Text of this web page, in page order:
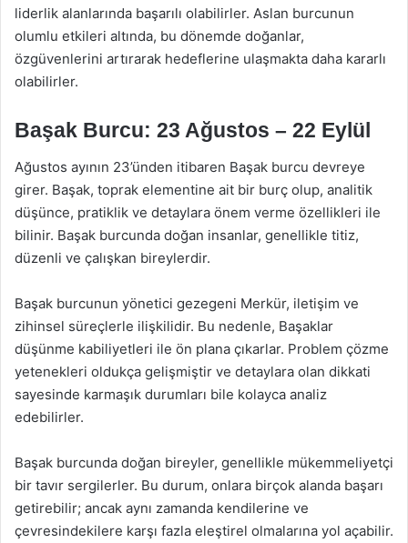
liderlik alanlarında başarılı olabilirler. Aslan burcunun
olumlu etkileri altında, bu dönemde doğanlar,
özgüvenlerini artırarak hedeflerine ulaşmakta daha kararlı
olabilirler.
Başak Burcu: 23 Ağustos – 22 Eylül
Ağustos ayının 23’ünden itibaren Başak burcu devreye
girer. Başak, toprak elementine ait bir burç olup, analitik
düşünce, pratiklik ve detaylara önem verme özellikleri ile
bilinir. Başak burcunda doğan insanlar, genellikle titiz,
düzenli ve çalışkan bireylerdir.
Başak burcunun yönetici gezegeni Merkür, iletişim ve
zihinsel süreçlerle ilişkilidir. Bu nedenle, Başaklar
düşünme kabiliyetleri ile ön plana çıkarlar. Problem çözme
yetenekleri oldukça gelişmiştir ve detaylara olan dikkati
sayesinde karmaşık durumları bile kolayca analiz
edebilirler.
Başak burcunda doğan bireyler, genellikle mükemmeliyetçi
bir tavır sergilerler. Bu durum, onlara birçok alanda başarı
getirebilir; ancak aynı zamanda kendilerine ve
çevresindekilere karşı fazla eleştirel olmalarına yol açabilir.